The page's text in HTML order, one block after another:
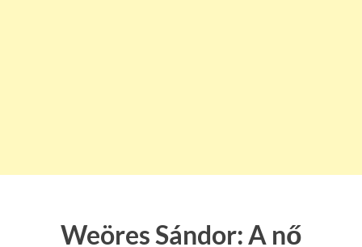
Weöres Sándor: A nő